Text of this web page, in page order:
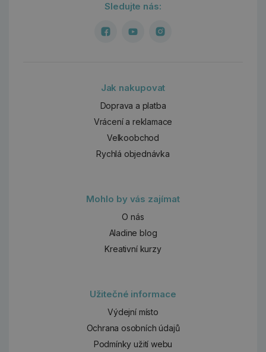
Sledujte nás:
Jak nakupovat
Doprava a platba
Vrácení a reklamace
Velkoobchod
Rychlá objednávka
Mohlo by vás zajímat
O nás
Aladine blog
Kreativní kurzy
Užitečné informace
Výdejní místo
Ochrana osobních údajů
Podmínky užití webu